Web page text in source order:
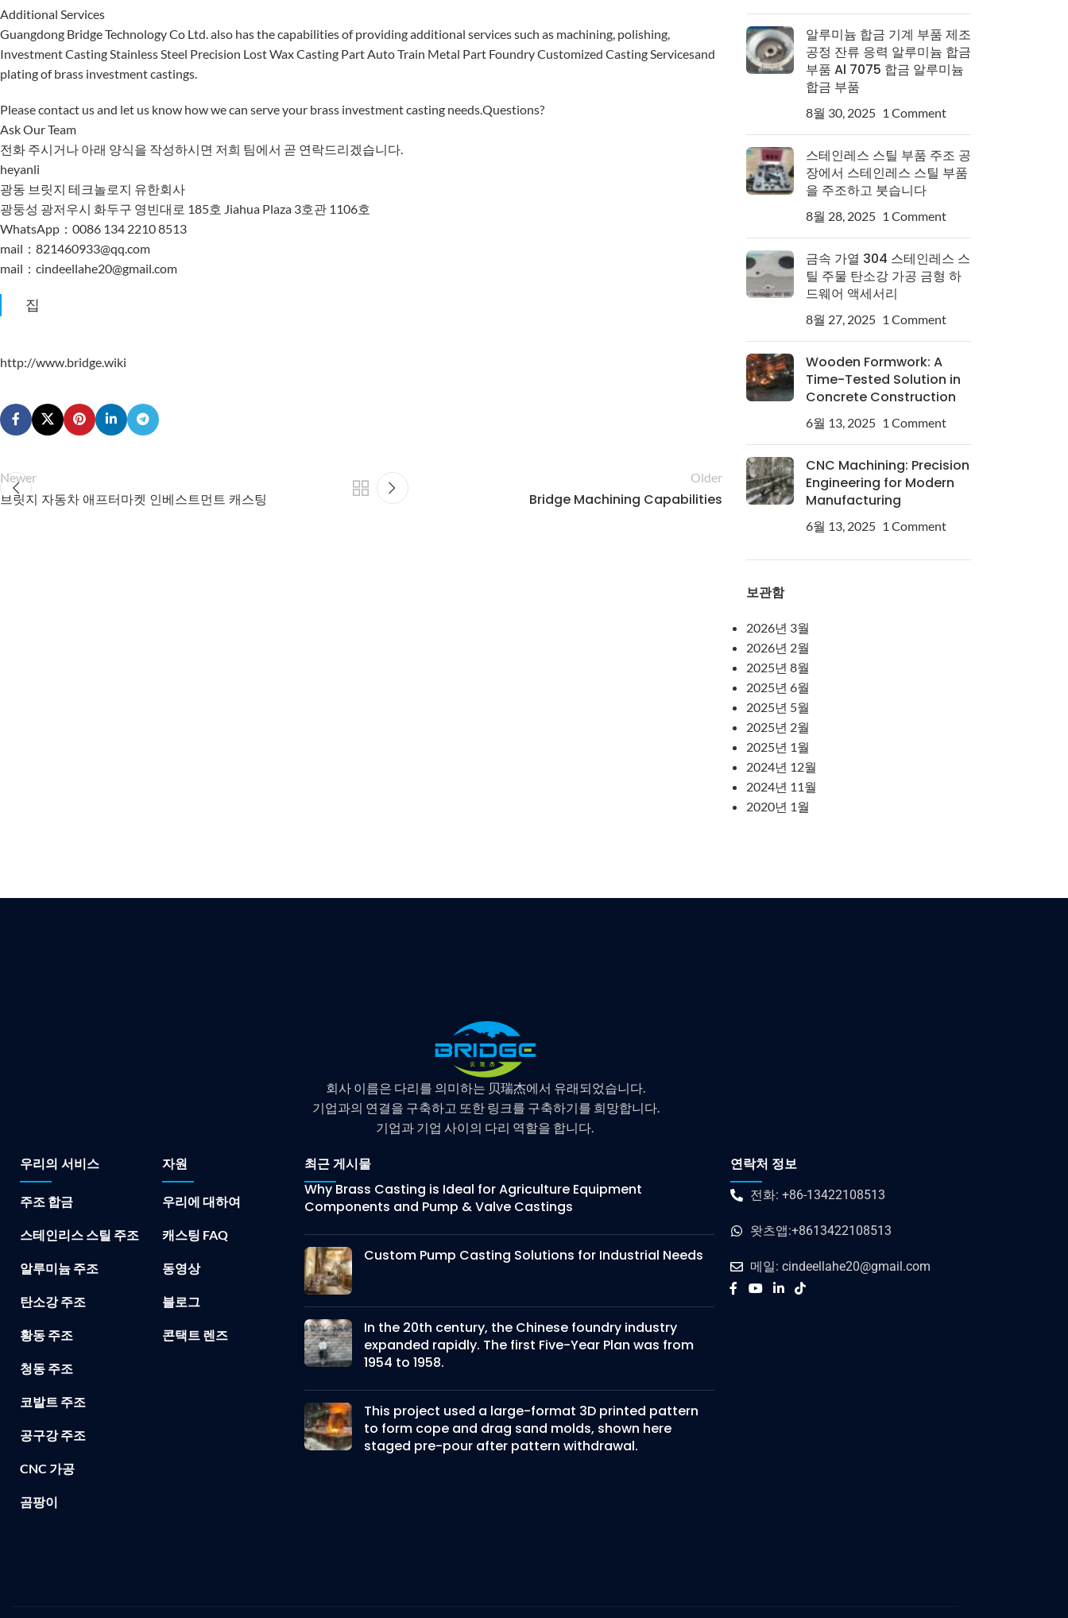
Additional Services
Guangdong Bridge Technology Co Ltd. also has the capabilities of providing additional services such as machining, polishing,
Investment Casting Stainless Steel Precision Lost Wax Casting Part Auto Train Metal Part Foundry Customized Casting Servicesand
plating of brass investment castings.
Please contact us and let us know how we can serve your brass investment casting needs.Questions?
Ask Our Team
전화 주시거나 아래 양식을 작성하시면 저희 팀에서 곧 연락드리겠습니다.
heyanli
광동 브릿지 테크놀로지 유한회사
광둥성 광저우시 화두구 영빈대로 185호 Jiahua Plaza 3호관 1106호
WhatsApp：0086 134 2210 8513
mail：821460933@qq.com
mail：cindeellahe20@gmail.com
집
http://www.bridge.wiki
Newer
브릿지 자동차 애프터마켓 인베스트먼트 캐스팅
Older
Bridge Machining Capabilities
알루미늄 합금 기계 부품 제조
공정 잔류 응력 알루미늄 합금
부품 Al 7075 합금 알루미늄
합금 부품
8월 30, 2025 1 Comment
스테인레스 스틸 부품 주조 공
장에서 스테인레스 스틸 부품
을 주조하고 붓습니다
8월 28, 2025 1 Comment
금속 가열 304 스테인레스 스
틸 주물 탄소강 가공 금형 하
드웨어 액세서리
8월 27, 2025 1 Comment
Wooden Formwork: A
Time-Tested Solution in
Concrete Construction
6월 13, 2025 1 Comment
CNC Machining: Precision
Engineering for Modern
Manufacturing
6월 13, 2025 1 Comment
보관함
2026년 3월
2026년 2월
2025년 8월
2025년 6월
2025년 5월
2025년 2월
2025년 1월
2024년 12월
2024년 11월
2020년 1월
회사 이름은 다리를 의미하는 贝瑞杰에서 유래되었습니다.
기업과의 연결을 구축하고 또한 링크를 구축하기를 희망합니다.
기업과 기업 사이의 다리 역할을 합니다.
우리의 서비스
주조 합금
스테인리스 스틸 주조
알루미늄 주조
탄소강 주조
황동 주조
청동 주조
코발트 주조
공구강 주조
CNC 가공
곰팡이
자원
우리에 대하여
캐스팅 FAQ
동영상
블로그
콘택트 렌즈
최근 게시물
Why Brass Casting is Ideal for Agriculture Equipment
Components and Pump & Valve Castings
Custom Pump Casting Solutions for Industrial Needs
In the 20th century, the Chinese foundry industry
expanded rapidly. The first Five-Year Plan was from
1954 to 1958.
This project used a large-format 3D printed pattern
to form cope and drag sand molds, shown here
staged pre-pour after pattern withdrawal.
연락처 정보
전화: +86-13422108513
왓츠앱:+8613422108513
메일: cindeellahe20@gmail.com